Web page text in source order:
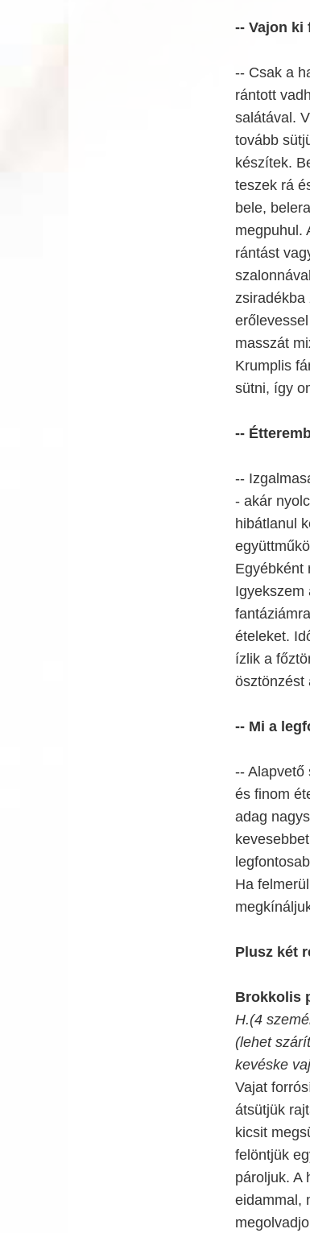
-- Vajon ki
-- Csak a
rántott
salátával.
tovább
készítek.
teszek rá
bele,
megpuhul.
rántást
zsiradékba
masszát
Krumplis
sütni, így
--
--
- akár
hibátlanul
Egyébként
Igyekszem
ételeket.
ízlik a
ösztönzést
-- Mi a
-- Alapvető
és finom
adag
Ha
Plusz két
Brokkolis
H.(4
(lehet
kevéske
Vajat
átsütjük
kicsit
felöntjük
pároljuk. A
eidammal,